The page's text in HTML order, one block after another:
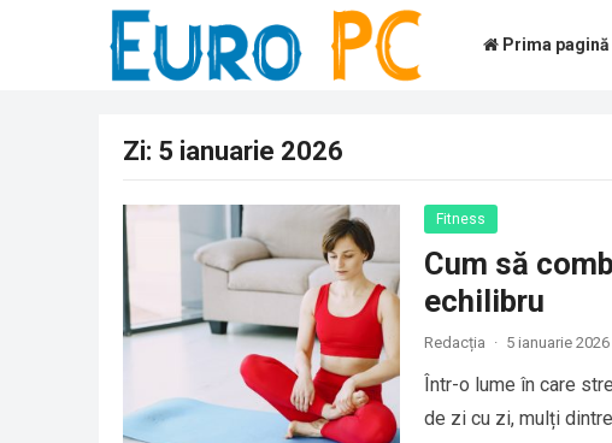
Prima pagină
Zi: 5 ianuarie 2026
Fitness
Cum să
echilibru
Redacția · 5 ianuarie 2026
Într-o lume în care
de zi cu zi, mulți